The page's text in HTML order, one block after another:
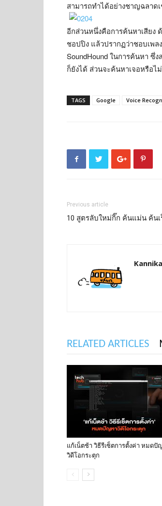
สามารถทำได้อย่างชาญฉลาด
อีกส่วนหนึ่งคือการค้นหาเสียง
ชอปปิง แล้วปรากฏว่าชอบเพ
SoundHound ในการค้นหา ซึ่
ก็ยังได้ ส่วนจะค้นหาเจอหรือ
TAGS Google Voice
Previous article
10 สูตรลับใหม่กิ๊ก ค้นแม่น ค้น
RELATED ARTICLES
แก้เน็ตช้า วิธีรีเซ็ตการตั้งค่า หมดปั
วิดีโอกระตุก